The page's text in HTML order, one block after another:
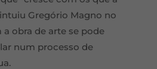
Gregório Magno no
obra de arte se pode
num processo de